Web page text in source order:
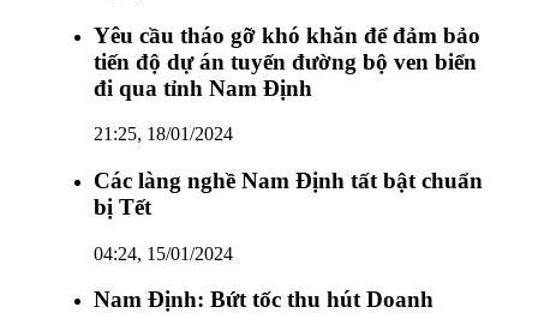
Yêu cầu tháo gỡ khó khăn để đảm bảo
tiến độ dự án tuyến đường bộ ven biển
đi qua tỉnh Nam Định
21:25, 18/01/2024
Các làng nghề Nam Định tất bật chuẩn
bị Tết
04:24, 15/01/2024
Nam Định: Bứt tốc thu hút Doanh